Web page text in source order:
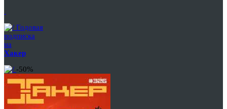
Годовая
подписка
на
Хакер
-50%